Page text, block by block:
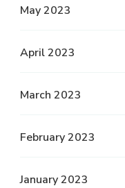
May 2023
April 2023
March 2023
February 2023
January 2023